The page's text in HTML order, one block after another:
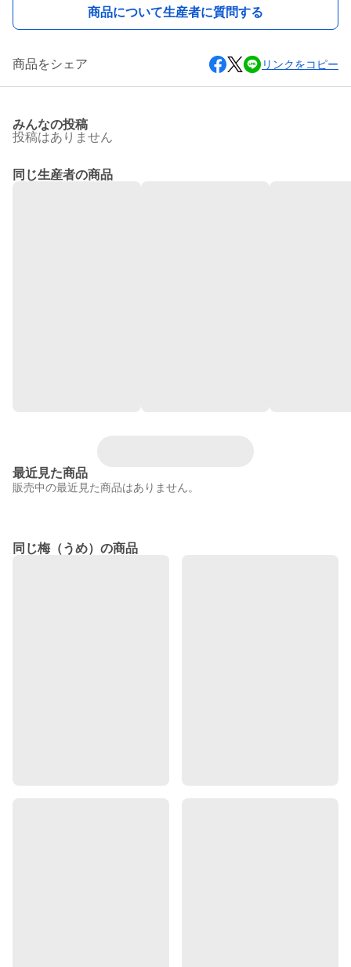
商品について生産者に質問する
商品をシェア リンクをコピー
みんなの投稿
投稿はありません
同じ生産者の商品
最近見た商品
販売中の最近見た商品はありません。
同じ梅（うめ）の商品